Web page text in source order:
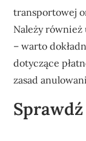
transportowej
Należy
– warto
dotyczące
zasad